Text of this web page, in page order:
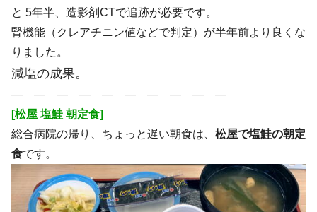
と 5年半、造影剤CTで追跡が必要です。
腎機能（クレアチニン値などで判定）が半年前より良くな
りました。
減塩の成果。
― ― ― ― ― ― ― ― ― ―
[松屋 塩鮭 朝定食]
総合病院の帰り、ちょっと遅い朝食は、 松屋で塩鮭の朝定
食です。